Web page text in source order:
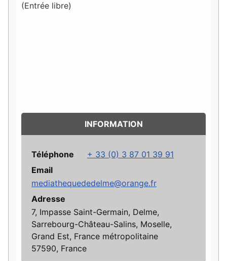
(Entrée libre)
INFORMATION
Téléphone
+ 33 (0) 3 87 01 39 91
Email
mediathequededelme@orange.fr
Adresse
7, Impasse Saint-Germain, Delme,
Sarrebourg-Château-Salins, Moselle,
Grand Est, France métropolitaine
57590, France